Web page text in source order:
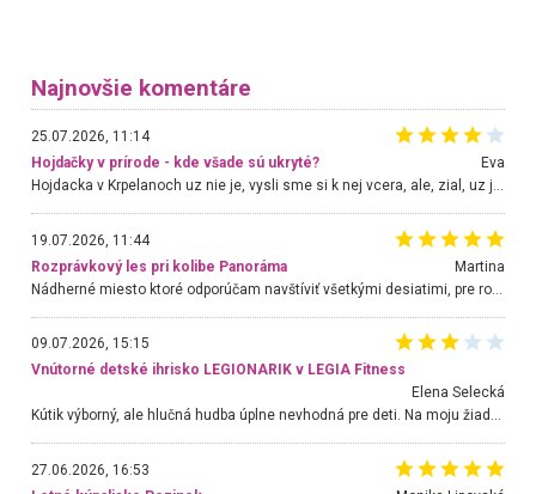
Najnovšie komentáre
25.07.2026, 11:14
Hojdačky v prírode - kde všade sú ukryté?
Eva
Hojdacka v Krpelanoch uz nie je, vysli sme si k nej vcera, ale, zial, uz je znicena. Ak sem planujete cestu len kvoli hojdacke, mozete si ju usetrit. Krasny vyhlad je tu vsak aj bez hojdacky :-)
19.07.2026, 11:44
Rozprávkový les pri kolibe Panoráma
Martina
Nádherné miesto ktoré odporúčam navštíviť všetkými desiatimi, pre rodiny s deťmi, dôchodcom... Proste a jednoducho ozaj rozprávkový les.. určite ešte prídeme. Odniesli sme si na pamiatku krásne tričká,
09.07.2026, 15:15
Vnútorné detské ihrisko LEGIONARIK v LEGIA Fitness
Elena Selecká
Kútik výborný, ale hlučná hudba úplne nevhodná pre deti. Na moju žiadosť o aspoň sušenie nereagovali.
27.06.2026, 16:53